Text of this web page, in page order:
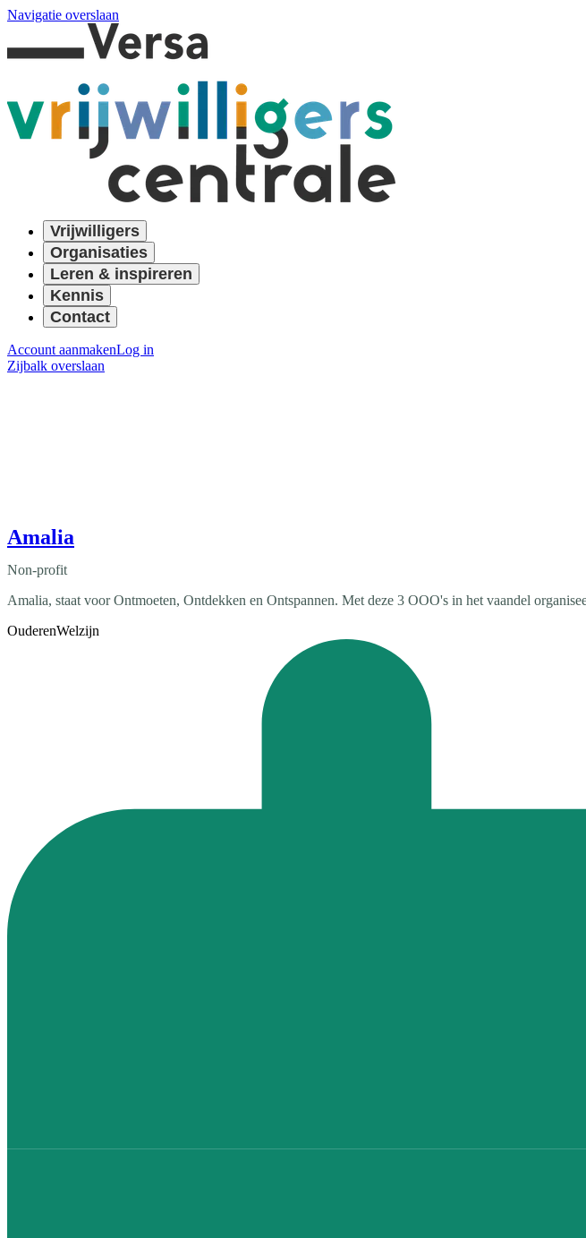
Navigatie overslaan
Vrijwilligers
Organisaties
Leren & inspireren
Kennis
Contact
Account aanmakenLog in
Zijbalk overslaan
Amalia
Non-profit
Amalia, staat voor Ontmoeten, Ontdekken en Ontspannen. Met deze 3 OOO's in het vaandel
OuderenWelzijn